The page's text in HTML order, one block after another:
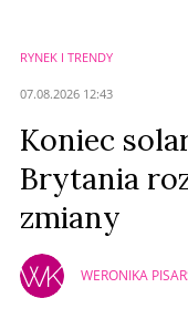
RYNEK I TRENDY
07.08.2026 12:43
Koniec
Brytania
zmiany
WERONIKA